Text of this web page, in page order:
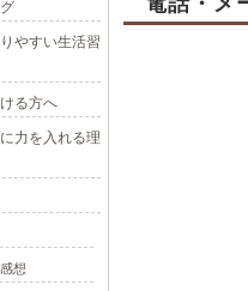
やすい生活習
る方へ
力を入れる理
想